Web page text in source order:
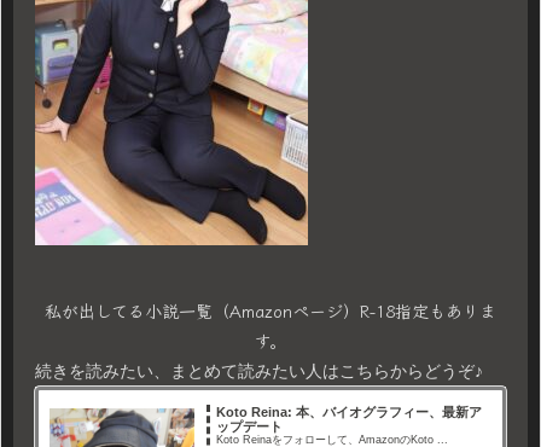
私が出してる小説一覧（Amazonページ）R-18指定もありま
す。
続きを読みたい、まとめて読みたい人はこちらからどうぞ♪
Koto Reina: 本、バイオグラフィー、最新ア
ップデート
Koto Reinaをフォローして、AmazonのKoto ...